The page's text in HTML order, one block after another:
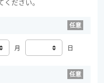
ださい。
月 日